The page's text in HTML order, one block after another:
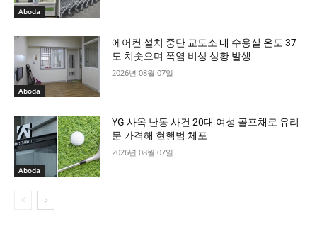
Aboda
Aboda
에어컨 설치 중단 교도소 내 수용실 온도 37
도 치솟으며 폭염 비상 상황 발생
2026년 08월 07일
Aboda
YG 사옥 난동 사건 20대 여성 골프채로 유리
문 가격해 현행범 체포
2026년 08월 07일